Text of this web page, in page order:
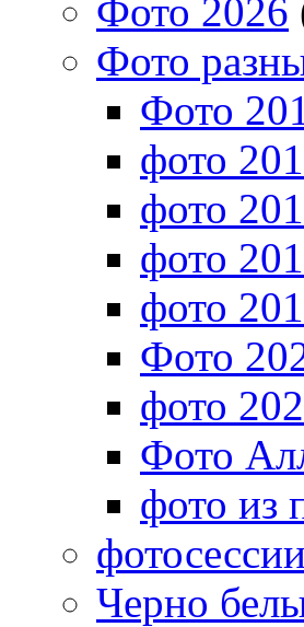
Фото 2026
Фото
Фото
фото
фото
фото
фото
Фото
фото
Фото
фото из
фотосессии
Черно